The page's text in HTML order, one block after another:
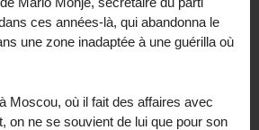
ces années-là, qui abandonna le
une zone inadaptée à une guérilla où
Moscou, où il fait des affaires avec
on ne se souvient de lui que pour son